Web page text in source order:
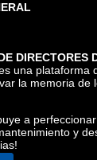
DIRECTORES
una plataforma
la memoria de
a
y